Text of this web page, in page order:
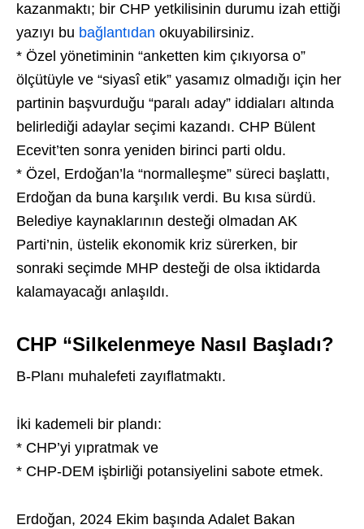
kazanmaktı; bir CHP yetkilisinin durumu izah ettiği
yazıyı bu bağlantıdan okuyabilirsiniz.
* Özel yönetiminin “anketten kim çıkıyorsa o”
ölçütüyle ve “siyasî etik” yasamız olmadığı için her
partinin başvurduğu “paralı aday” iddiaları altında
belirlediği adaylar seçimi kazandı. CHP Bülent
Ecevit’ten sonra yeniden birinci parti oldu.
* Özel, Erdoğan’la “normalleşme” süreci başlattı,
Erdoğan da buna karşılık verdi. Bu kısa sürdü.
Belediye kaynaklarının desteği olmadan AK
Parti’nin, üstelik ekonomik kriz sürerken, bir
sonraki seçimde MHP desteği de olsa iktidarda
kalamayacağı anlaşıldı.
CHP “Silkelenmeye Nasıl Başladı?
B-Planı muhalefeti zayıflatmaktı.
İki kademeli bir plandı:
* CHP’yi yıpratmak ve
* CHP-DEM işbirliği potansiyelini sabote etmek.
Erdoğan, 2024 Ekim başında Adalet Bakan